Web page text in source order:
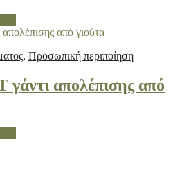
, Προσωπική περιποίηση
απολέπισης από